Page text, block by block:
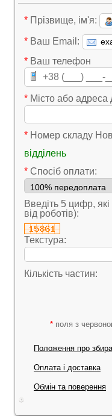
* Прізвище, ім'я:
* Ваш Email:
* Ваш телефон
* Місто або адреса
* Номер складу
відділень
* Cпосіб оплати:
Введіть 5 цифр,
від роботів):
Текстура:
Кількість частин:
* поля з
Положення про
Оплата і доставка
Обмін та поверення